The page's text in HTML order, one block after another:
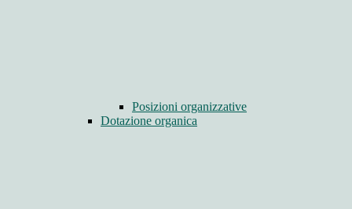
Posizioni organizzative
Dotazione organica